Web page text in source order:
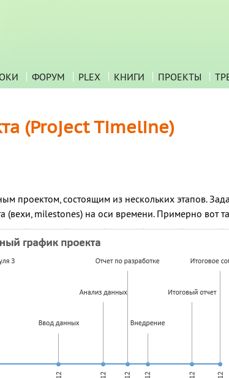
ФОРУМ PLEX КНИГИ ПРОЕКТЫ
(Project Timeline)
проектом, состоящим из нескольких этапов.
milestones) на оси времени. Примерно вот